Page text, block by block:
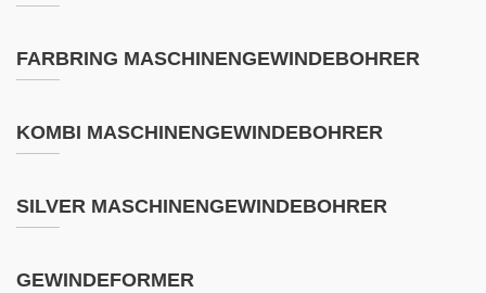
FARBRING MASCHINENGEWINDEBOHRER
KOMBI MASCHINENGEWINDEBOHRER
SILVER MASCHINENGEWINDEBOHRER
GEWINDEFORMER